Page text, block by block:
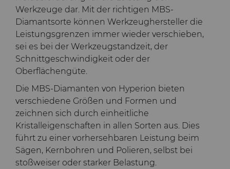
Werkzeuge dar. Mit der richtigen MBS-
Diamantsorte können Werkzeughersteller die
Leistungsgrenzen immer wieder verschieben,
sei es bei der Werkzeugstandzeit, der
Schnittgeschwindigkeit oder der
Oberflächengüte.
Die MBS-Diamanten von Hyperion bieten
verschiedene Größen und Formen und
zeichnen sich durch einheitliche
Kristalleigenschaften in allen Sorten aus. Dies
führt zu einer vorhersehbaren Leistung beim
Sägen, Kernbohren und Polieren, selbst bei
stoßweiser oder starker Belastung.